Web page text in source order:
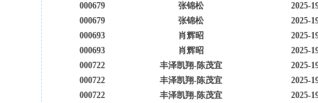
000679
张锦松
2025-
000679
张锦松
2025-
000693
肖辉昭
2025-
000693
肖辉昭
2025-
000722
丰泽凯翔-陈茂宜
2025-
000722
丰泽凯翔-陈茂宜
2025-
000722
丰泽凯翔-陈茂宜
2025-